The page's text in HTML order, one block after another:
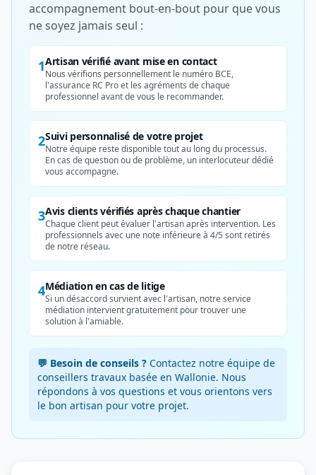
accompagnement bout-en-bout pour que vous
ne soyez jamais seul :
1Artisan vérifié avant mise en contact
Nous vérifions personnellement le numéro BCE,
l'assurance RC Pro et les agréments de chaque
professionnel avant de vous le recommander.
2Suivi personnalisé de votre projet
Notre équipe reste disponible tout au long du processus.
En cas de question ou de problème, un interlocuteur dédié
vous accompagne.
3Avis clients vérifiés après chaque chantier
Chaque client peut évaluer l'artisan après intervention. Les
professionnels avec une note inférieure à 4/5 sont retirés
de notre réseau.
4Médiation en cas de litige
Si un désaccord survient avec l'artisan, notre service
médiation intervient gratuitement pour trouver une
solution à l'amiable.
💬 Besoin de conseils ? Contactez notre équipe de
conseillers travaux basée en Wallonie. Nous
répondons à vos questions et vous orientons vers
le bon artisan pour votre projet.